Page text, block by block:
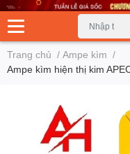
Trang chủ / Ampe kìm /
Ampe kìm hiện thị kim